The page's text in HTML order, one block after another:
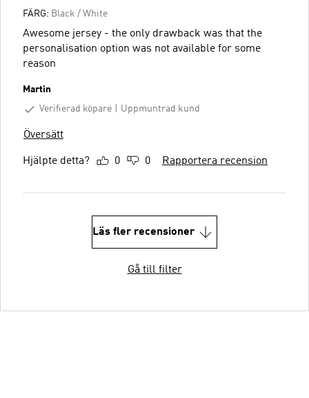
FÄRG: Black / White
Awesome jersey - the only drawback was that the
personalisation option was not available for some
reason
Martin
Verifierad köpare
Uppmuntrad kund
Översätt
Hjälpte detta? 0 0 Rapportera recension
Läs fler recensioner
Gå till filter